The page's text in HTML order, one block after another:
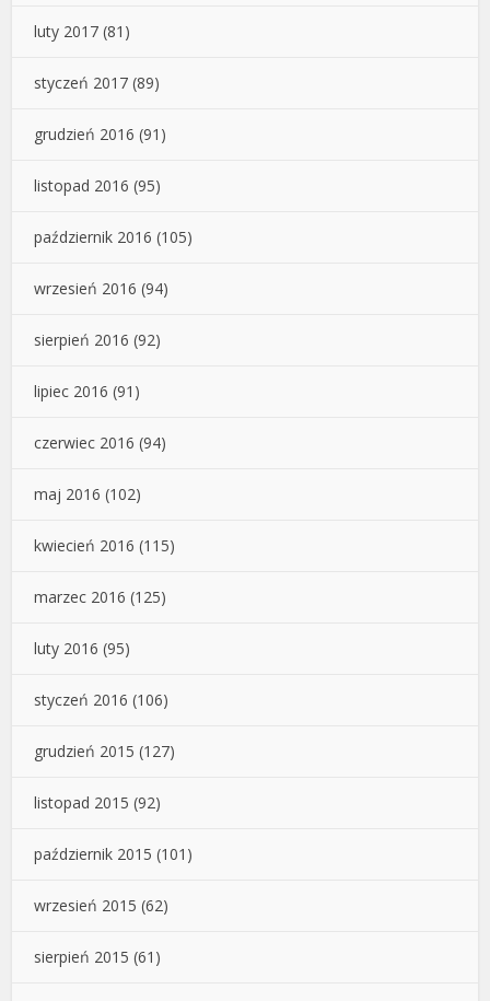
luty 2017 (81)
styczeń 2017 (89)
grudzień 2016 (91)
listopad 2016 (95)
październik 2016 (105)
wrzesień 2016 (94)
sierpień 2016 (92)
lipiec 2016 (91)
czerwiec 2016 (94)
maj 2016 (102)
kwiecień 2016 (115)
marzec 2016 (125)
luty 2016 (95)
styczeń 2016 (106)
grudzień 2015 (127)
listopad 2015 (92)
październik 2015 (101)
wrzesień 2015 (62)
sierpień 2015 (61)